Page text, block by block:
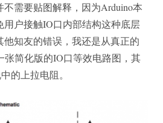
需要贴图解释，因为Arduino本
户接触IO口内部结构这种底层
知友的错误，我还是从真正的
张简化版的IO口等效电路图，其
的上拉电阻。